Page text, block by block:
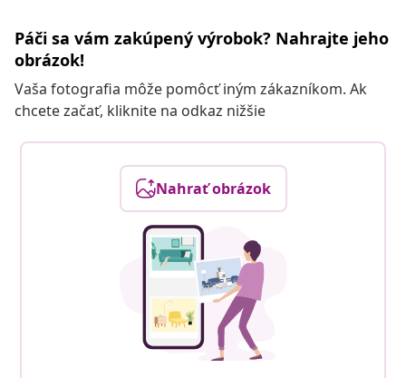
Páči sa vám zakúpený výrobok? Nahrajte jeho
obrázok!
Vaša fotografia môže pomôcť iným zákazníkom. Ak
chcete začať, kliknite na odkaz nižšie
Nahrať obrázok